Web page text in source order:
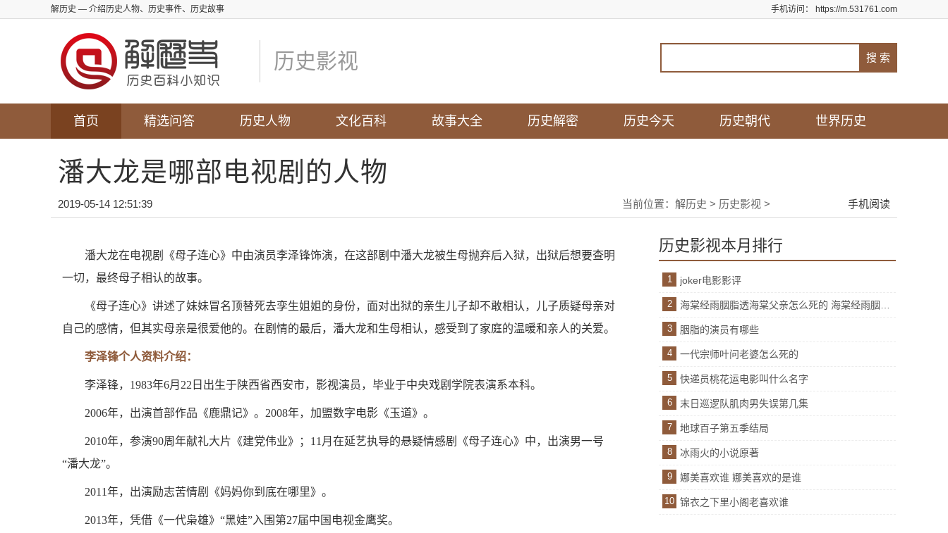
解历史 — 介绍历史人物、历史事件、历史故事 手机访问： https://m.531761.com
历史影视
首页 精选问答 历史人物 文化百科 故事大全 历史解密 历史今天 历史朝代 世界历史
潘大龙是哪部电视剧的人物
2019-05-14 12:51:39 当前位置： 解历史 > 历史影视 > 手机阅读
潘大龙在电视剧《母子连心》中由演员李泽锋饰演，在这部剧中潘大龙被生母抛弃后入狱，出狱后想要查明
一切，最终母子相认的故事。
《母子连心》讲述了妹妹冒名顶替死去孪生姐姐的身份，面对出狱的亲生儿子却不敢相认，儿子质疑母亲对
自己的感情，但其实母亲是很爱他的。在剧情的最后，潘大龙和生母相认，感受到了家庭的温暖和亲人的关爱。
李泽锋个人资料介绍：
李泽锋，1983年6月22日出生于陕西省西安市，影视演员，毕业于中央戏剧学院表演系本科。
2006年，出演首部作品《鹿鼎记》。2008年，加盟数字电影《玉道》。
2010年，参演90周年献礼大片《建党伟业》；11月在延艺执导的悬疑情感剧《母子连心》中，出演男一号
“潘大龙”。
2011年，出演励志苦情剧《妈妈你到底在哪里》。
2013年，凭借《一代枭雄》“黑娃”入围第27届中国电视金鹰奖。
历史影视本月排行
1 joker电影影评
2
3 胭脂的演员有哪些
4 一代宗师叶问老婆怎么死的
5 快递员桃花运电影叫什么名字
6 末日巡逻队肌肉男失误第几集
7 地球百子第五季结局
8 冰雨火的小说原著
9 娜美喜欢谁 娜美喜欢的是谁
10 锦衣之下里小阁老喜欢谁